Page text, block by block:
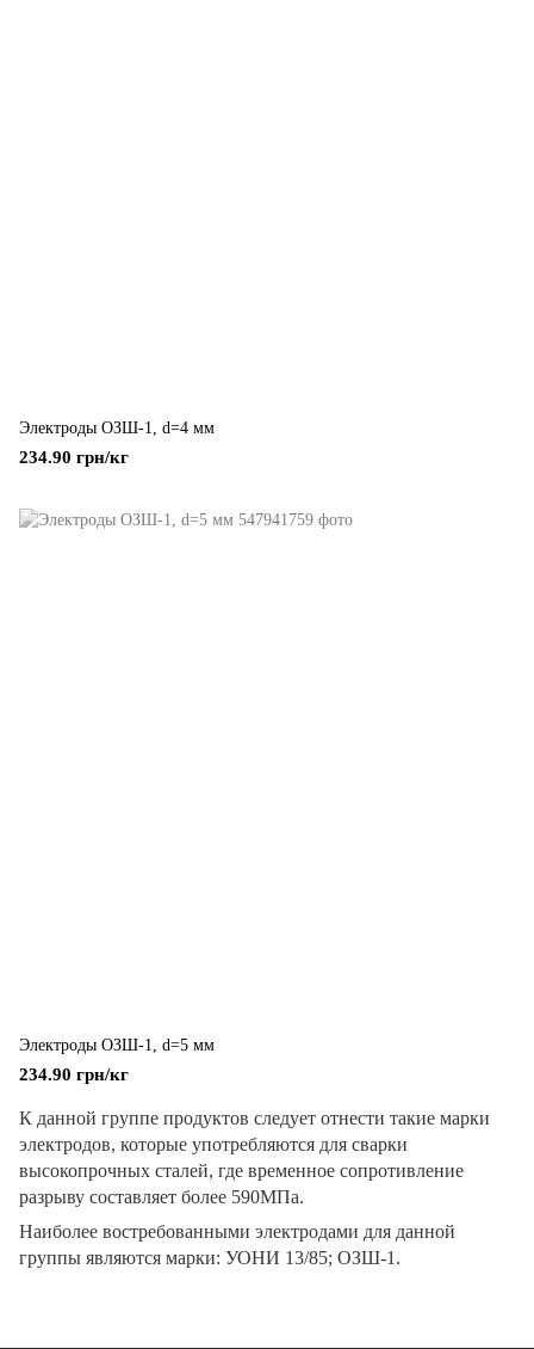
Электроды ОЗШ-1, d=4 мм
234.90 грн/кг
Электроды ОЗШ-1, d=5 мм
234.90 грн/кг
К данной группе продуктов следует отнести такие марки
электродов, которые употребляются для сварки
высокопрочных сталей, где временное сопротивление
разрыву составляет более 590МПа.
Наиболее востребованными электродами для данной
группы являются марки: УОНИ 13/85; ОЗШ-1.